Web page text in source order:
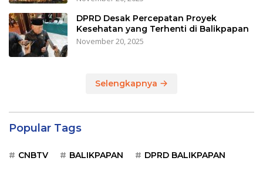
DPRD Desak Percepatan Proyek
Kesehatan yang Terhenti di Balikpapan
November 20, 2025
Selengkapnya
Popular Tags
CNBTV BALIKPAPAN DPRD BALIKPAPAN